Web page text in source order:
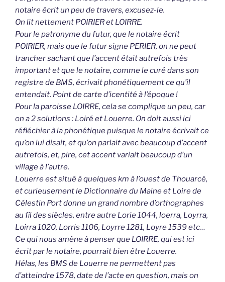
notaire écrit un peu de travers, excusez-le.
On lit nettement POIRIER et LOIRRE.
Pour le patronyme du futur, que le notaire écrit
POIRIER, mais que le futur signe PERIER, on ne peut
trancher sachant que l’accent était autrefois très
important et que le notaire, comme le curé dans son
registre de BMS, écrivait phonétiquement ce qu’il
entendait. Point de carte d’icentité à l’époque !
Pour la paroisse LOIRRE, cela se complique un peu, car
on a 2 solutions : Loiré et Louerre. On doit aussi ici
réfléchier à la phonétique puisque le notaire écrivait ce
qu’on lui disait, et qu’on parlait avec beaucoup d’accent
autrefois, et, pire, cet accent variait beaucoup d’un
village à l’autre.
Louerre est situé à quelques km à l’ouest de Thouarcé,
et curieusement le Dictionnaire du Maine et Loire de
Célestin Port donne un grand nombre d’orthographes
au fil des siècles, entre autre Lorie 1044, loerra, Loyrra,
Loirra 1020, Lorris 1106, Loyrre 1281, Loyre 1539 etc…
Ce qui nous amène à penser que LOIRRE, qui est ici
écrit par le notaire, pourrait bien être Louerre.
Hélas, les BMS de Louerre ne permettent pas
d’atteindre 1578, date de l’acte en question, mais on